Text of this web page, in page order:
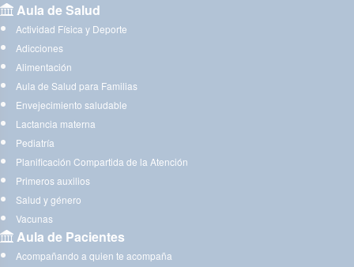
Aula de Salud
Actividad Física y Deporte
Adicciones
Alimentación
Aula de Salud para Familias
Envejecimiento saludable
Lactancia materna
Pediatría
Planificación Compartida de la Atención
Primeros auxilios
Salud y género
Vacunas
Aula de Pacientes
Acompañando a quien te acompaña